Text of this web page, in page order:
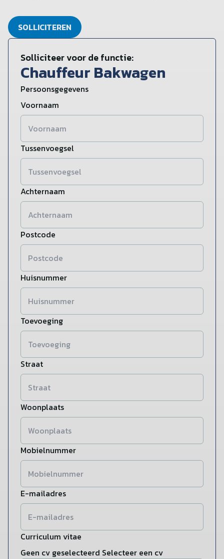
SOLLICITEREN
Solliciteer voor de functie:
Chauffeur Bakwagen
Persoonsgegevens
Voornaam
Tussenvoegsel
Achternaam
Postcode
Huisnummer
Toevoeging
Straat
Woonplaats
Mobielnummer
E-mailadres
Curriculum vitae
Geen cv geselecteerd Selecteer een cv